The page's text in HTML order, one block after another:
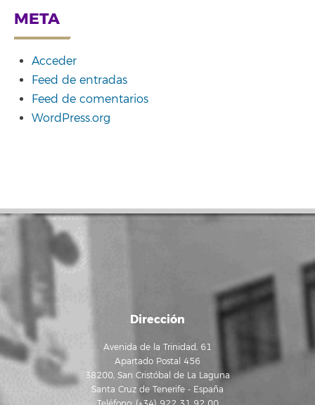
META
Acceder
Feed de entradas
Feed de comentarios
WordPress.org
Dirección
Avenida de la Trinidad, 61
Apartado Postal 456
38200, San Cristóbal de La Laguna
Santa Cruz de Tenerife - España